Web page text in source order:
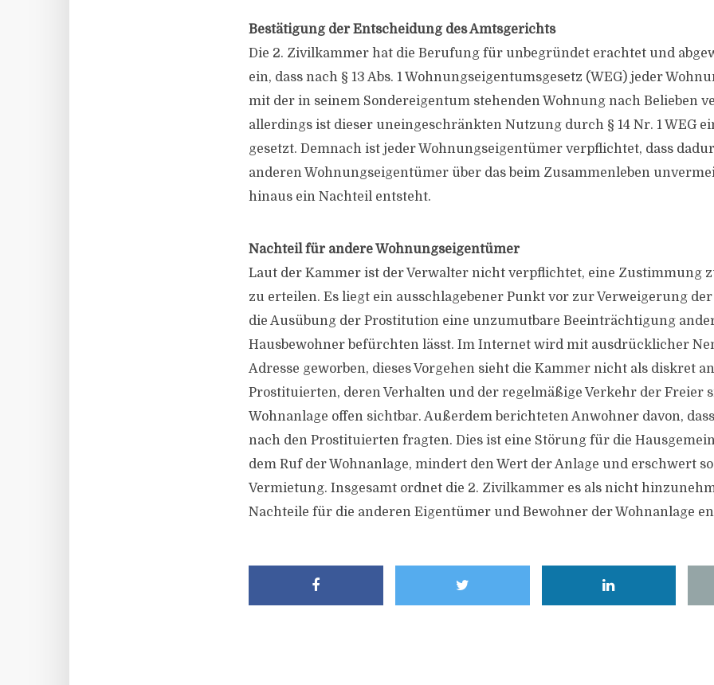
Bestätigung der Entscheidung des Amtsgerichts
Die 2. Zivilkammer hat die Berufung für unbegründet erachtet und
ein, dass nach § 13 Abs. 1 Wohnungseigentumsgesetz (WEG) jeder
mit der in seinem Sondereigentum stehenden Wohnung nach Belieben
allerdings ist dieser uneingeschränkten Nutzung durch § 14 Nr. 1 WEG
gesetzt. Demnach ist jeder Wohnungseigentümer verpflichtet, dass
anderen Wohnungseigentümer über das beim Zusammenleben
hinaus ein Nachteil entsteht.
Nachteil für andere Wohnungseigentümer
Laut der Kammer ist der Verwalter nicht verpflichtet, eine Zustimmung
zu erteilen. Es liegt ein ausschlagebener Punkt vor zur Verweigerung
die Ausübung der Prostitution eine unzumutbare Beeinträchtigung
Hausbewohner befürchten lässt. Im Internet wird mit ausdrücklicher
Adresse geworben, dieses Vorgehen sieht die Kammer nicht als diskret
Prostituierten, deren Verhalten und der regelmäßige Verkehr der Freier
Wohnanlage offen sichtbar. Außerdem berichteten Anwohner davon,
nach den Prostituierten fragten. Dies ist eine Störung für die
dem Ruf der Wohnanlage, mindert den Wert der Anlage und erschwert
Vermietung. Insgesamt ordnet die 2. Zivilkammer es als nicht
Nachteile für die anderen Eigentümer und Bewohner der Wohnanlage